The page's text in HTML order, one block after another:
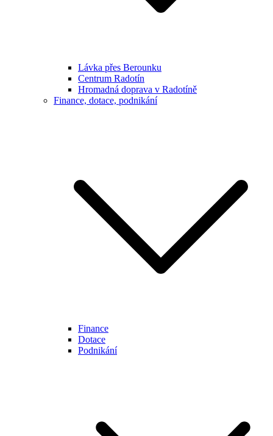
Lávka přes Berounku
Centrum Radotín
Hromadná doprava v Radotíně
Finance, dotace, podnikání
Finance
Dotace
Podnikání